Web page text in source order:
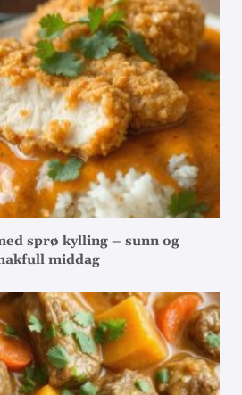
sprø kylling – sunn og
middag